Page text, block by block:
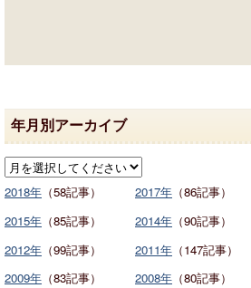
年月別アーカイブ
2018年 （58記事） 2017年 （86記事）
2015年 （85記事） 2014年 （90記事）
2012年 （99記事） 2011年 （147記事）
2009年 （83記事） 2008年 （80記事）